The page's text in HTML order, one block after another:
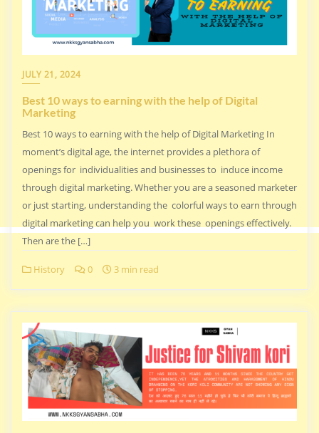
JULY 21, 2024
Best 10 ways to earning with the help of Digital
Marketing
Best 10 ways to earning with the help of Digital Marketing In
moment’s digital age, the internet provides a plethora of
openings for individualities and businesses to induce income
through digital marketing. Whether you are a seasoned marketer
or just starting, understanding the colorful ways to earn through
digital marketing can help you work these openings effectively.
Then are the […]
History 0 3 min read